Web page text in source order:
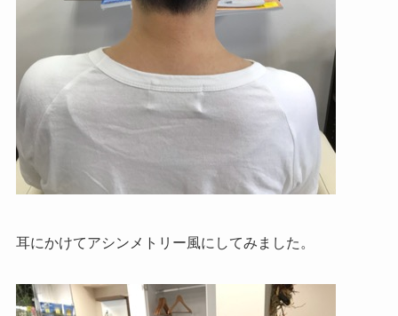
耳にかけてアシンメトリー風にしてみました。